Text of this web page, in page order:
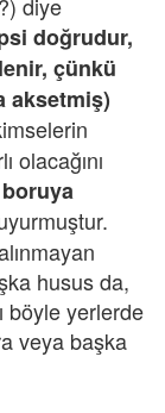
doğrudur,
çünkü
aksetmiş)
olacağını
husus da,
böyle yerlerde
veya başka